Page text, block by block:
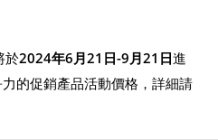
於2024年6月21 日-9月21 日進
的促銷產品活動價格，詳細請